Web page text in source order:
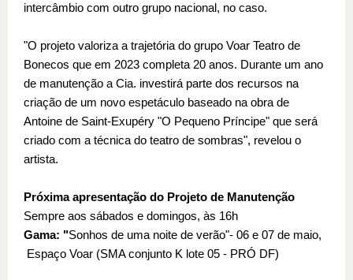
intercâmbio com outro grupo nacional, no caso.
"O projeto valoriza a trajetória do grupo Voar Teatro de
Bonecos que em 2023 completa 20 anos. Durante um ano
de manutenção a Cia. investirá parte dos recursos na
criação de um novo espetáculo baseado na obra de
Antoine de Saint-Exupéry "O Pequeno Príncipe" que será
criado com a técnica do teatro de sombras", revelou o
artista.
Próxima apresentação do Projeto de Manutenção
Sempre aos sábados e domingos, às 16h
Gama: "Sonhos de uma noite de verão"- 06 e 07 de maio,
Espaço Voar (SMA conjunto K lote 05 - PRÓ DF)